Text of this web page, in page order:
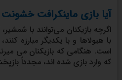
آیا بازی ماینکرافت
اگرچه بازیکنان می‌توانند با
با هیولاها و با یکدیگر مبارزه
است. هنگامی که بازیکنان می
که وارد بازی شده اند، مجدداً